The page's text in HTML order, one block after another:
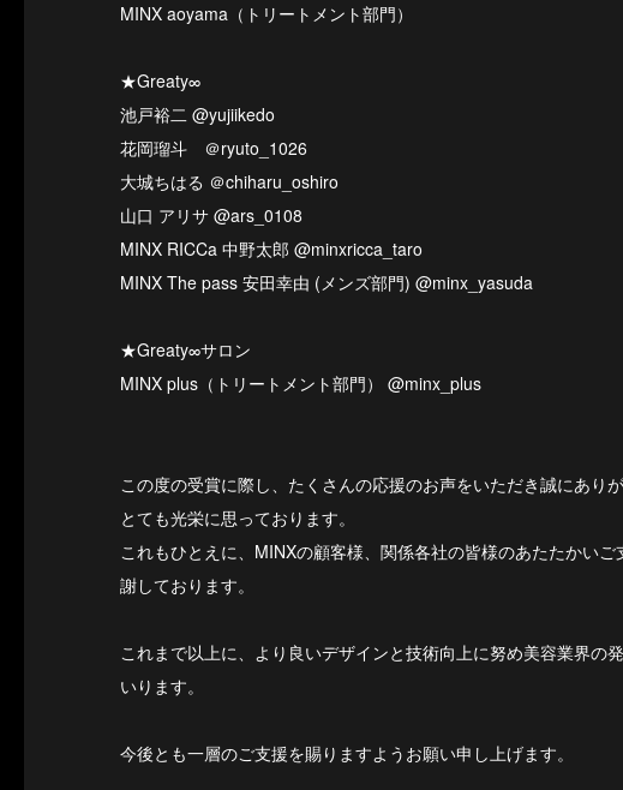
MINX aoyama（トリートメント部門）
★Greaty∞
池戸裕二 @yujiikedo
花岡瑠斗 ＠ryuto_1026
大城ちはる ＠chiharu_oshiro
山口 アリサ @ars_0108
MINX RICCa 中野太郎 @minxricca_taro
MINX The pass 安田幸由 (メンズ部門) @minx_yasuda
★Greaty∞サロン
MINX plus（トリートメント部門） @minx_plus
この度の受賞に際し、たくさんの応援のお声をいただき誠にあり
とても光栄に思っております。
これもひとえに、MINXの顧客様、関係各社の皆様のあたたかい
謝しております。
これまで以上に、より良いデザインと技術向上に努め美容業界の
いります。
今後とも一層のご支援を賜りますようお願い申し上げます。